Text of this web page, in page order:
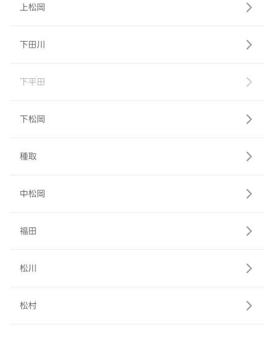
上松岡
下田川
下平田
下松岡
種取
中松岡
福田
松川
松村